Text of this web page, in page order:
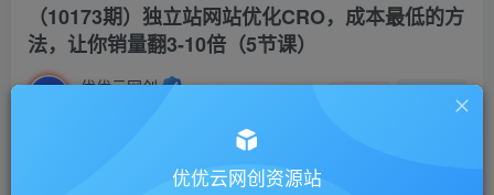
（10173期）独立站网站优化CRO，成本最低的方
法，让你销量翻3-10倍（5节课）
优优云网创 私信
优优云网创资源站